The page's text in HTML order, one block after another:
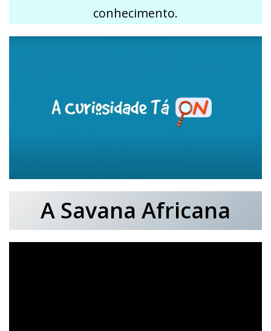
conhecimento.
A Savana Africana